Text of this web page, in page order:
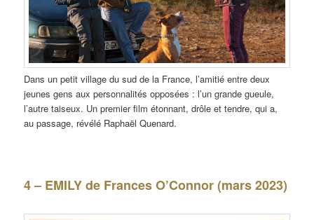
Dans un petit village du sud de la France, l’amitié entre deux
jeunes gens aux personnalités opposées : l’un grande gueule,
l’autre taiseux. Un premier film étonnant, drôle et tendre, qui a,
au passage, révélé Raphaël Quenard.
4 – EMILY de Frances O’Connor (mars 2023)